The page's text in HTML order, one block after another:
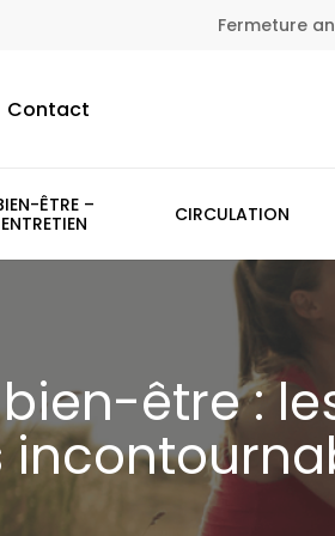
Fermeture
Contact
ÊTRE –
ENTRETIEN
CIRCULATION
être :